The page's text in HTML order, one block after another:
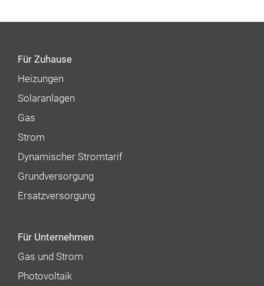
Für Zuhause
Heizungen
Solaranlagen
Gas
Strom
Dynamischer Stromtarif
Grundversorgung
Ersatzversorgung
Für Unternehmen
Gas und Strom
Photovoltaik